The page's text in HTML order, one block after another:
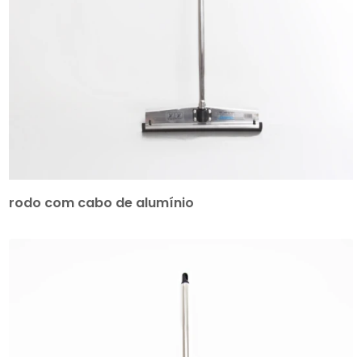
rodo com cabo de alumínio